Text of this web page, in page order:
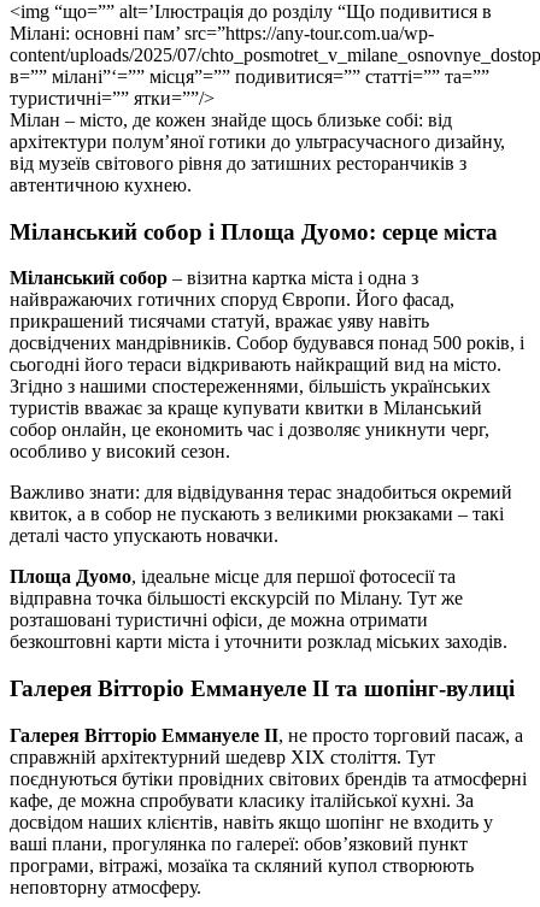
<img “що=”” alt=’Ілюстрація до розділу “Що подивитися в
Мілані: основні пам’ src=”https://any-tour.com.ua/wp-
content/uploads/2025/07/
в=”” мілані”‘=”” місця”=”” подивитися=”” статті=”” та=””
туристичні=”” ятки=””/>
Мілан – місто, де кожен знайде щось близьке собі: від
архітектури полум’яної готики до ультрасучасного дизайну,
від музеїв світового рівня до затишних ресторанчиків з
автентичною кухнею.
Міланський собор і Площа Дуомо: серце міста
Міланський собор – візитна картка міста і одна з
найвражаючих готичних споруд Європи. Його фасад,
прикрашений тисячами статуй, вражає уяву навіть
досвідчених мандрівників. Собор будувався понад 500 років, і
сьогодні його тераси відкривають найкращий вид на місто.
Згідно з нашими спостереженнями, більшість українських
туристів вважає за краще купувати квитки в Міланський
собор онлайн, це економить час і дозволяє уникнути черг,
особливо у високий сезон.
Важливо знати: для відвідування терас знадобиться окремий
квиток, а в собор не пускають з великими рюкзаками – такі
деталі часто упускають новачки.
Площа Дуомо, ідеальне місце для першої фотосесії та
відправна точка більшості екскурсій по Мілану. Тут же
розташовані туристичні офіси, де можна отримати
безкоштовні карти міста і уточнити розклад міських заходів.
Галерея Вітторіо Еммануеле II та шопінг-вулиці
Галерея Вітторіо Еммануеле II, не просто торговий пасаж, а
справжній архітектурний шедевр XIX століття. Тут
поєднуються бутіки провідних світових брендів та атмосферні
кафе, де можна спробувати класику італійської кухні. За
досвідом наших клієнтів, навіть якщо шопінг не входить у
ваші плани, прогулянка по галереї: обов’язковий пункт
програми, вітражі, мозаїка та скляний купол створюють
неповторну атмосферу.